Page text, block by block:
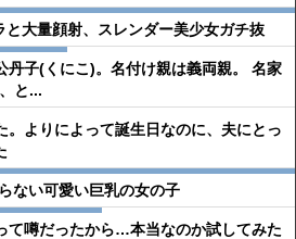
大量顔射、スレンダー美少女ガチ抜
丹子(くにこ)。名付け親は義両親。 名家
と...
。よりによって誕生日なのに、夫にとっ
ない可愛い巨乳の女の子
て噂だったから…本当なのか試してみた